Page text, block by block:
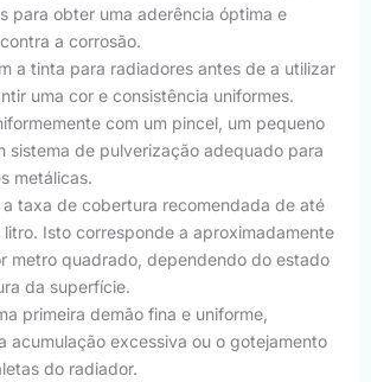
para obter uma aderência óptima e
a corrosão.
a tinta para radiadores antes de a utilizar
uma cor e consistência uniformes.
com um pincel, um pequeno
sistema de pulverização adequado para
metálicas.
a taxa de cobertura recomendada de até
litro. Isto corresponde a aproximadamente
metro quadrado, dependendo do estado
da superfície.
primeira demão fina e uniforme,
acumulação excessiva ou o gotejamento
do radiador.